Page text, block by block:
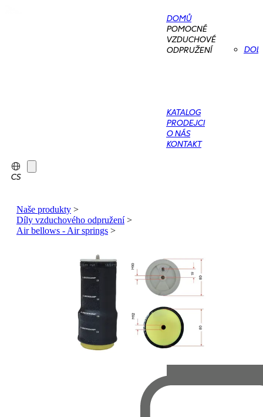
DOMŮ
POMOCNÉ
VZDUCHOVÉ
ODPRUŽENÍ
KATALOG
PRODEJCI
O NÁS
KONTAKT
CS
Naše produkty >
Díly vzduchového odpružení>
Air bellows - Air springs >